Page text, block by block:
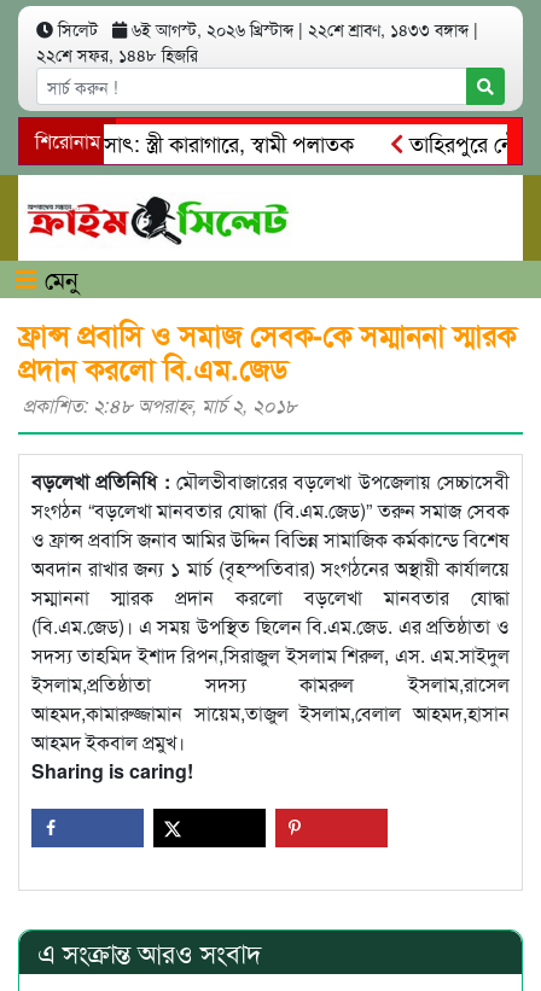
সিলেট ৬ই আগস্ট, ২০২৬ খ্রিস্টাব্দ | ২২শে শ্রাবণ, ১৪৩৩ বঙ্গাব্দ |
২২শে সফর, ১৪৪৮ হিজরি
শিরোনাম
আত্মসাৎ: স্ত্রী কারাগারে, স্বামী পলাতক
তাহিরপুরে নৌ-
মারধর
নগরীতে কোটি টাকার সম্পত্তি দখলের চেষ্টা:
মেনু
ফ্রান্স প্রবাসি ও সমাজ সেবক-কে সম্মাননা স্মারক
প্রদান করলো বি.এম.জেড
প্রকাশিত: ২:৪৮ অপরাহ্ণ, মার্চ ২, ২০১৮
বড়লেখা প্রতিনিধি : মৌলভীবাজারের বড়লেখা উপজেলায় সেচ্চাসেবী
সংগঠন “বড়লেখা মানবতার যোদ্ধা (বি.এম.জেড)” তরুন সমাজ সেবক
ও ফ্রান্স প্রবাসি জনাব আমির উদ্দিন বিভিন্ন সামাজিক কর্মকান্ডে বিশেষ
অবদান রাখার জন্য ১ মার্চ (বৃহস্পতিবার) সংগঠনের অস্থায়ী কার্যালয়ে
সম্মাননা স্মারক প্রদান করলো বড়লেখা মানবতার যোদ্ধা
(বি.এম.জেড)। এ সময় উপস্থিত ছিলেন বি.এম.জেড. এর প্রতিষ্ঠাতা ও
সদস্য তাহমিদ ইশাদ রিপন,সিরাজুল ইসলাম শিরুল, এস. এম.সাইদুল
ইসলাম,প্রতিষ্ঠাতা সদস্য কামরুল ইসলাম,রাসেল
আহমদ,কামারুজ্জামান সায়েম,তাজুল ইসলাম,বেলাল আহমদ,হাসান
আহমদ ইকবাল প্রমুখ।
Sharing is caring!
এ সংক্রান্ত আরও সংবাদ